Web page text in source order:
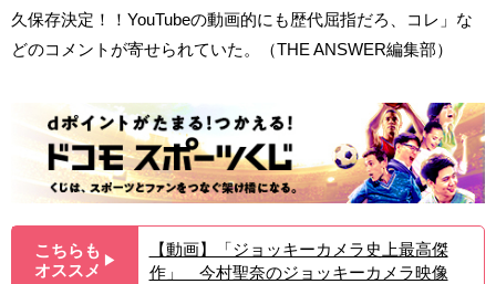
久保存決定！！YouTubeの動画的にも歴代屈指だろ、コレ」な
どのコメントが寄せられていた。（THE ANSWER編集部）
こちらも
オススメ ▶︎
【動画】「ジョッキーカメラ史上最高傑
作」 今村聖奈のジョッキーカメラ映像